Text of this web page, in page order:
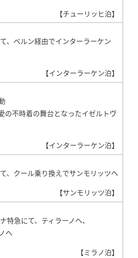
【チューリッヒ泊】
て、ベルン経由でインターラーケン
【インターラーケン泊】
の不時着の舞台となったイゼルトヴ
【インターラーケン泊】
て、クール乗り換えでサンモリッツヘ
【サンモリッツ泊】
特急にて、ティラーノヘ、
ヘ
【ミラノ泊】